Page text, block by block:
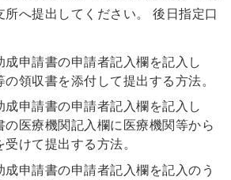
所へ提出してください。 後日指定口
成申請書の申請者記入欄を記入し
領収書を添付して提出する方法。
成申請書の申請者記入欄を記入し
の医療機関記入欄に医療機関等から
けて提出する方法。
成申請書の申請者記入欄を記入のう